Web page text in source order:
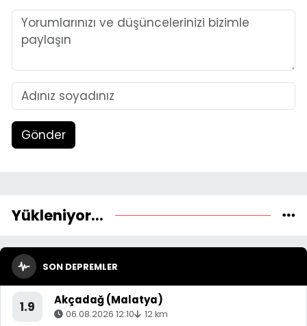
Gönder
Yükleniyor...
SON DEPREMLER
1.9 Akçadağ (Malatya)
06.08.2026 12:10 12 km